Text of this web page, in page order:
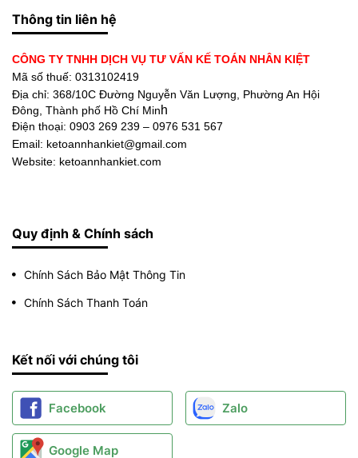
Thông tin liên hệ
CÔNG TY TNHH DỊCH VỤ TƯ VẤN KẾ TOÁN NHÂN KIỆT
Mã số thuế: 0313102419
Địa chỉ: 368/10C Đường Nguyễn Văn Lượng, Phường An Hội
Đông, Thành phố Hồ Chí Minh
Điện thoại: 0903 269 239 – 0976 531 567
Email: ketoannhankiet@gmail.com
Website: ketoannhankiet.com
Quy định & Chính sách
Chính Sách Bảo Mật Thông Tin
Chính Sách Thanh Toán
Kết nối với chúng tôi
Facebook Zalo
Google Map